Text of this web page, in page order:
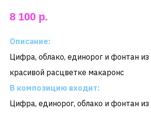
8 100 р.
Описание:
Цифра, облако, единорог и фонтан
красивой расцветке макаронс
В композицию входит:
Цифра, единорог, облако и фонтан